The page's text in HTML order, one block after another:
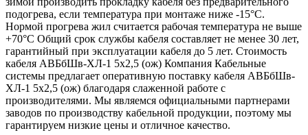
подогрева, если температура при монтаже ниже -15°С.
Нормой прогрева жил считается рабочая температура не выше
+70°С Общий срок службы кабеля составляет не менее 30 лет,
гарантийный при эксплуатации кабеля до 5 лет. Стоимость
кабеля АВБбШв-ХЛ-1 5х2,5 (ож) Компания Кабельные
системы предлагает оперативную поставку кабеля АВБбШв-
ХЛ-1 5х2,5 (ож) благодаря слаженной работе с
производителями. Мы являемся официальными партнерами
заводов по производству кабельной продукции, поэтому мы
гарантируем низкие цены и отличное качество.